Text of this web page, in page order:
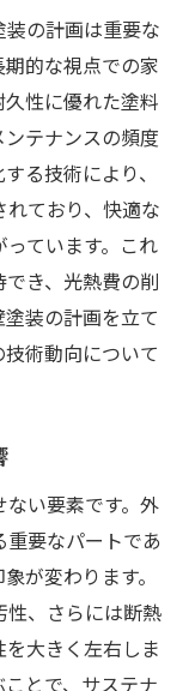
の計画は重要な
的な視点での家
性に優れた塗料
テナンスの頻度
る技術により、
ており、快適な
ています。これ
き、光熱費の削
装の計画を立て
術動向について
い要素です。外
要なパートであ
が変わります。
性、さらには断熱
大きく左右しま
とで、サステナ